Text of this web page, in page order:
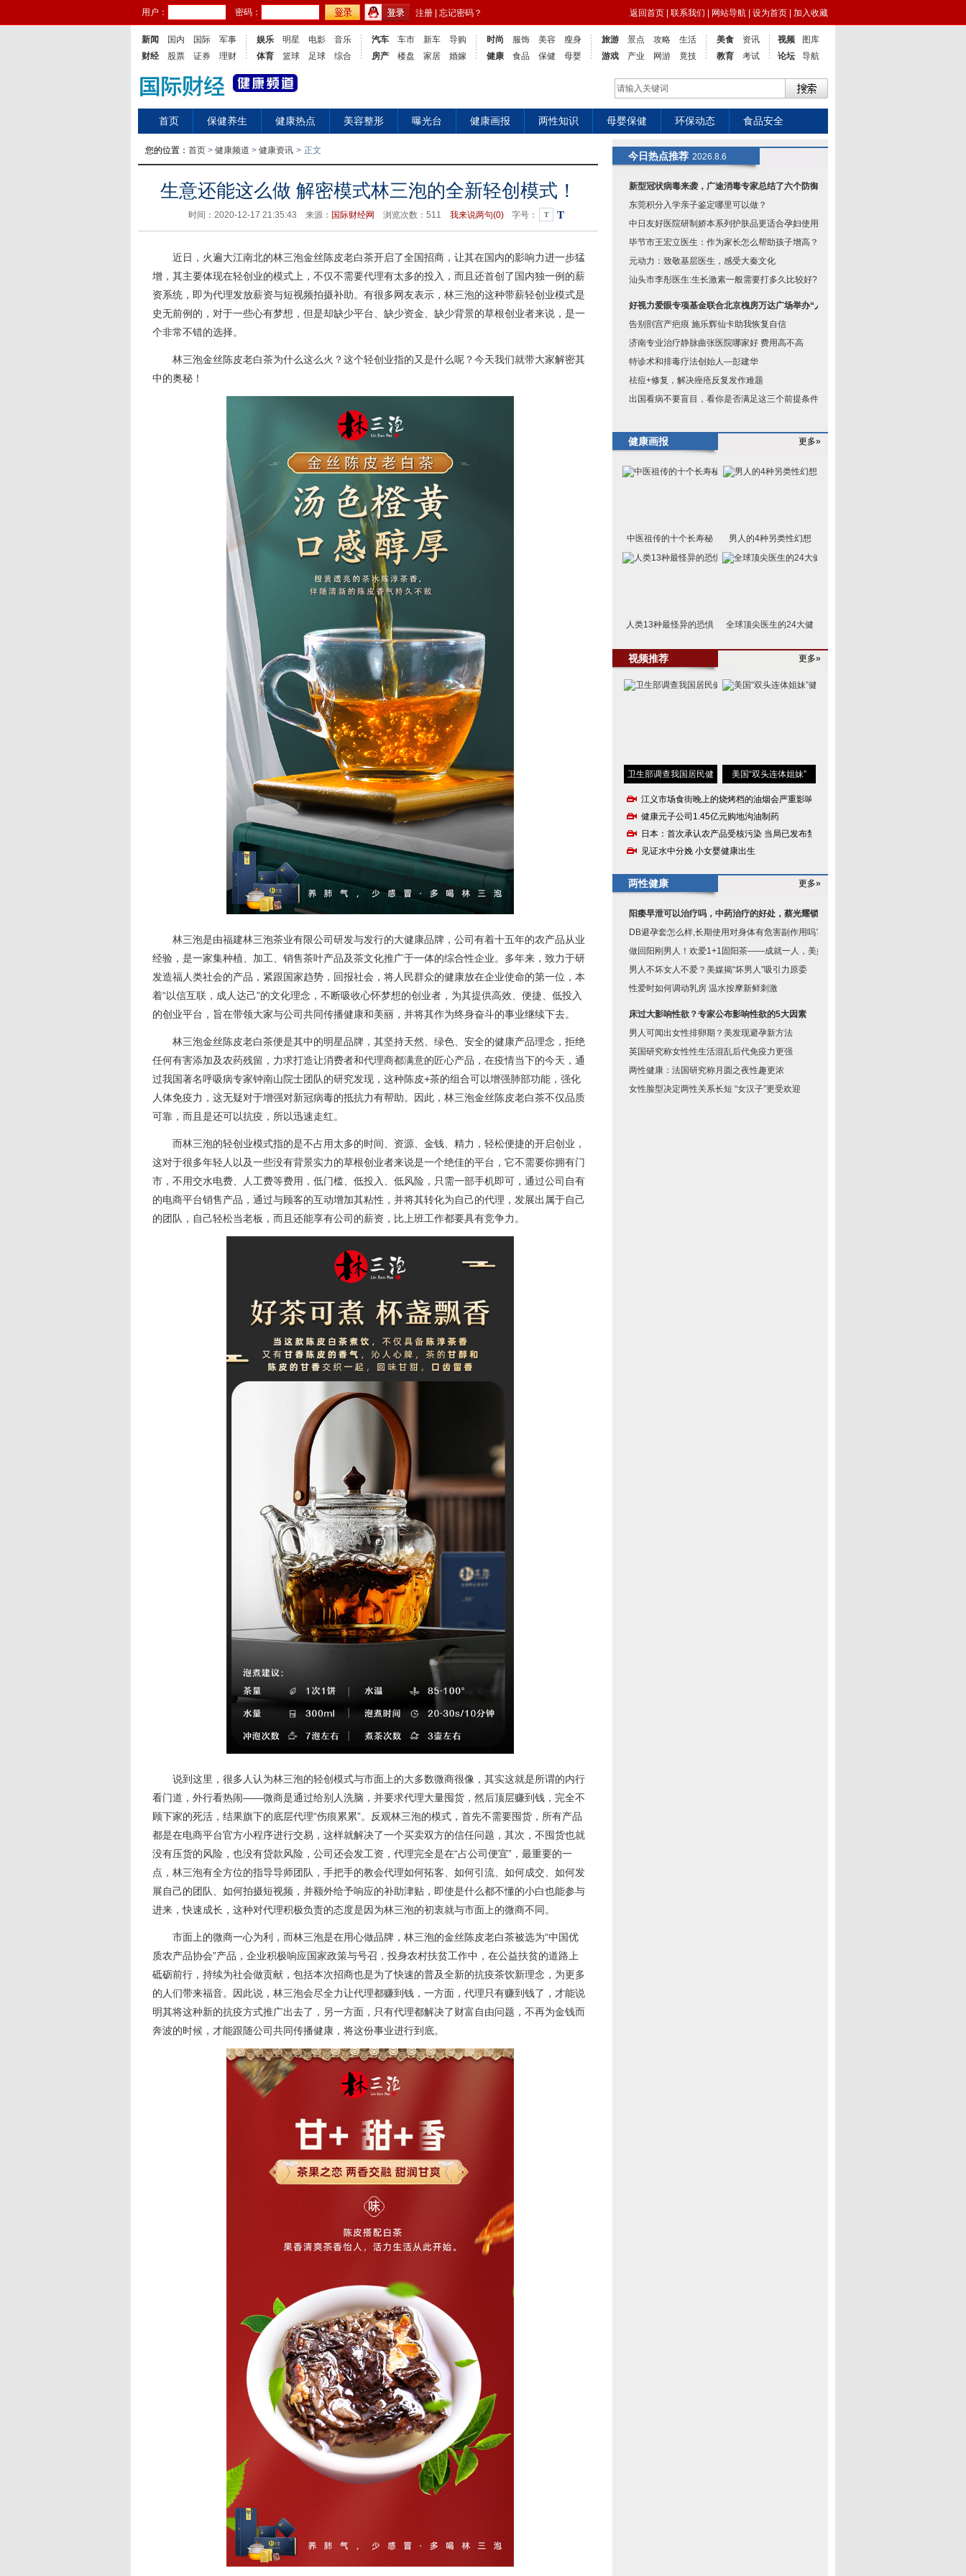
用户： 密码： 注册 忘记密码？ 返回首页 联系我们 网站导航 设为首页 加入收藏
新闻 国内 国际
军事
财经
股票 证券 理财
娱乐 明星 电影
音乐
体育
篮球 足球 综合
汽车 车市 新车
导购
房产
楼盘 家居 婚嫁
时尚 服饰 美容
瘦身
健康
食品 保健 母婴
旅游 景点 攻略
生活
游戏
产业 网游 竟技
美食
资讯
教育
考试
视频
图库
论坛
导航
首页 保健养生 健康热点 美容整形 曝光台 健康画报 两性知识 母婴保健 环保动态 食品安全
您的位置： 首页 > 健康频道 > 健康资讯 > 正文
生意还能这么做 解密模式林三泡的全新轻创模式！
时间：2020-12-17 21:35:43 来源： 国际财经网 浏览次数： 511 我来说两句(0) 字号： T T
近日，火遍大江南北的林三泡金丝陈皮老白茶开启了全国招商，让其在国内的影响力进一步猛
增，其主要体现在轻创业的模式上，不仅不需要代理有太多的投入，而且还首创了国内独一例的薪
资系统，即为代理发放薪资与短视频拍摄补助。有很多网友表示，林三泡的这种带薪轻创业模式是
史无前例的，对于一些心有梦想，但是却缺少平台、缺少资金、缺少背景的草根创业者来说，是一
个非常不错的选择。
林三泡金丝陈皮老白茶为什么这么火？这个轻创业指的又是什么呢？今天我们就带大家解密其
中的奥秘！
林三泡是由福建林三泡茶业有限公司研发与发行的大健康品牌，公司有着十五年的农产品从业
经验，是一家集种植、加工、销售茶叶产品及茶文化推广于一体的综合性企业。多年来，致力于研
发造福人类社会的产品，紧跟国家趋势，回报社会，将人民群众的健康放在企业使命的第一位，本
着“以信互联，成人达己”的文化理念，不断吸收心怀梦想的创业者，为其提供高效、便捷、低投入
的创业平台，旨在带领大家与公司共同传播健康和美丽，并将其作为终身奋斗的事业继续下去。
林三泡金丝陈皮老白茶便是其中的明星品牌，其坚持天然、绿色、安全的健康产品理念，拒绝
任何有害添加及农药残留，力求打造让消费者和代理商都满意的匠心产品，在疫情当下的今天，通
过我国著名呼吸病专家钟南山院士团队的研究发现，这种陈皮+茶的组合可以增强肺部功能，强化
人体免疫力，这无疑对于增强对新冠病毒的抵抗力有帮助。因此，林三泡金丝陈皮老白茶不仅品质
可靠，而且是还可以抗疫，所以迅速走红。
而林三泡的轻创业模式指的是不占用太多的时间、资源、金钱、精力，轻松便捷的开启创业，
这对于很多年轻人以及一些没有背景实力的草根创业者来说是一个绝佳的平台，它不需要你拥有门
市，不用交水电费、人工费等费用，低门槛、低投入、低风险，只需一部手机即可，通过公司自有
的电商平台销售产品，通过与顾客的互动增加其粘性，并将其转化为自己的代理，发展出属于自己
的团队，自己轻松当老板，而且还能享有公司的薪资，比上班工作都要具有竞争力。
说到这里，很多人认为林三泡的轻创模式与市面上的大多数微商很像，其实这就是所谓的内行
看门道，外行看热闹——微商是通过给别人洗脑，并要求代理大量囤货，然后顶层赚到钱，完全不
顾下家的死活，结果旗下的底层代理“伤痕累累”。反观林三泡的模式，首先不需要囤货，所有产品
都是在电商平台官方小程序进行交易，这样就解决了一个买卖双方的信任问题，其次，不囤货也就
没有压货的风险，也没有贷款风险，公司还会发工资，代理完全是在“占公司便宜”，最重要的一
点，林三泡有全方位的指导导师团队，手把手的教会代理如何拓客、如何引流、如何成交、如何发
展自己的团队、如何拍摄短视频，并额外给予响应的补助津贴，即使是什么都不懂的小白也能参与
进来，快速成长，这种对代理积极负责的态度是因为林三泡的初衷就与市面上的微商不同。
市面上的微商一心为利，而林三泡是在用心做品牌，林三泡的金丝陈皮老白茶被选为“中国优
质农产品协会”产品，企业积极响应国家政策与号召，投身农村扶贫工作中，在公益扶贫的道路上
砥砺前行，持续为社会做贡献，包括本次招商也是为了快速的普及全新的抗疫茶饮新理念，为更多
的人们带来福音。因此说，林三泡会尽全力让代理都赚到钱，一方面，代理只有赚到钱了，才能说
明其将这种新的抗疫方式推广出去了，另一方面，只有代理都解决了财富自由问题，不再为金钱而
奔波的时候，才能跟随公司共同传播健康，将这份事业进行到底。
今日热点推荐 2026.8.6
新型冠状病毒来袭，广途消毒专家总结了六个防御方
东莞积分入学亲子鉴定哪里可以做？
中日友好医院研制娇本系列护肤品更适合孕妇使用
毕节市王宏立医生：作为家长怎么帮助孩子增高？
元动力：致敬基层医生，感受大秦文化
汕头市李彤医生:生长激素一般需要打多久比较好?
好视力爱眼专项基金联合北京槐房万达广场举办“人
告别剖宫产疤痕 施乐辉仙卡助我恢复自信
济南专业治疗静脉曲张医院哪家好 费用高不高
特诊术和排毒疗法创始人—彭建华
祛痘+修复，解决痤疮反复发作难题
出国看病不要盲目，看你是否满足这三个前提条件？
健康画报 更多»
中医祖传的十个长寿秘 男人的4种另类性幻想
人类13种最怪异的恐惧 全球顶尖医生的24大健
视频推荐 更多»
卫生部调查我国居民健 美国“双头连体姐妹”
江义市场食街晚上的烧烤档的油烟会严重影响到
健康元子公司1.45亿元购地沟油制药
日本：首次承认农产品受核污染 当局已发布禁售
见证水中分娩 小女婴健康出生
两性健康 更多»
阳痿早泄可以治疗吗，中药治疗的好处，蔡光耀锁阳
DB避孕套怎么样,长期使用对身体有危害副作用吗?
做回阳刚男人！欢爱1+1固阳茶——成就一人，美好
男人不坏女人不爱？美媒揭“坏男人”吸引力原委
性爱时如何调动乳房 温水按摩新鲜刺激
床过大影响性欲？专家公布影响性欲的5大因素
男人可闻出女性排卵期？美发现避孕新方法
英国研究称女性性生活混乱后代免疫力更强
两性健康：法国研究称月圆之夜性趣更浓
女性脸型决定两性关系长短 “女汉子”更受欢迎